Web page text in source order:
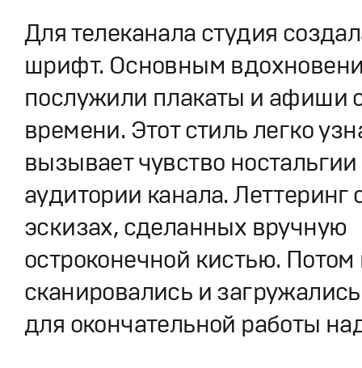
Для телеканала студия
шрифт. Основным
послужили плакаты и афиши
времени. Этот стиль легко
вызывает чувство
аудитории канала. Леттеринг
эскизах, сделанных вручную
остроконечной кистью.
сканировались и
для окончательной работы